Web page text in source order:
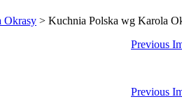
Okrasy > Kuchnia Polska wg Karola
Previous
Previous